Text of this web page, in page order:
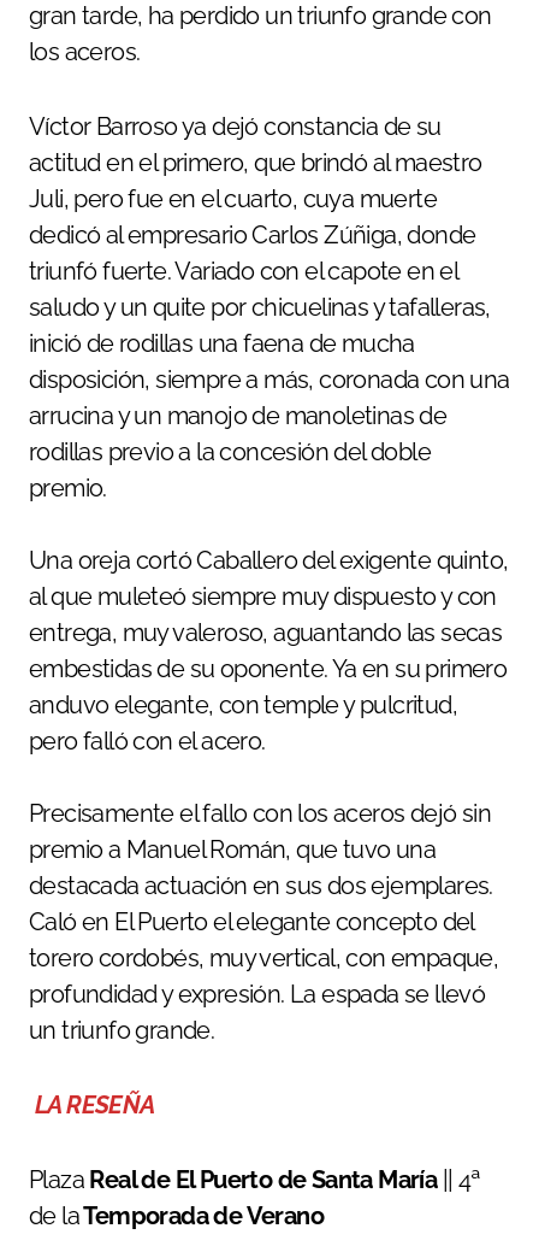
gran tarde, ha perdido un triunfo grande con
los aceros.
Víctor Barroso ya dejó constancia de su
actitud en el primero, que brindó al maestro
Juli, pero fue en el cuarto, cuya muerte
dedicó al empresario Carlos Zúñiga, donde
triunfó fuerte. Variado con el capote en el
saludo y un quite por chicuelinas y tafalleras,
inició de rodillas una faena de mucha
disposición, siempre a más, coronada con una
arrucina y un manojo de manoletinas de
rodillas previo a la concesión del doble
premio.
Una oreja cortó Caballero del exigente quinto,
al que muleteó siempre muy dispuesto y con
entrega, muy valeroso, aguantando las secas
embestidas de su oponente. Ya en su primero
anduvo elegante, con temple y pulcritud,
pero falló con el acero.
Precisamente el fallo con los aceros dejó sin
premio a Manuel Román, que tuvo una
destacada actuación en sus dos ejemplares.
Caló en El Puerto el elegante concepto del
torero cordobés, muy vertical, con empaque,
profundidad y expresión. La espada se llevó
un triunfo grande.
LA RESEÑA
Plaza Real de El Puerto de Santa María|| 4ª
de laTemporada de Verano